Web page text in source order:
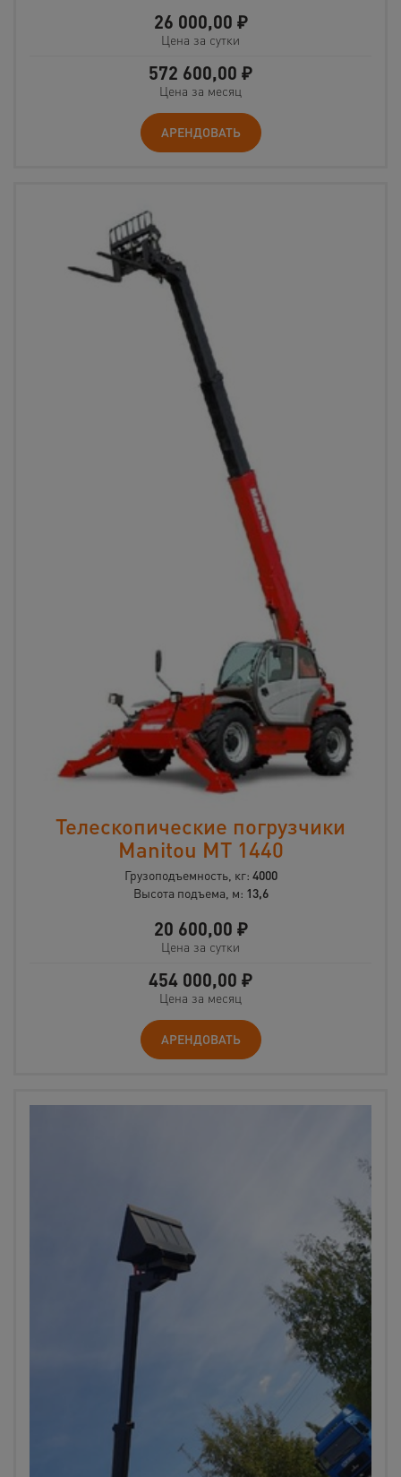
26 000,00 ₽
Цена за сутки
572 600,00 ₽
Цена за месяц
АРЕНДОВАТЬ
Телескопические погрузчики
Manitou MT 1440
Грузоподъемность, кг: 4000
Высота подъема, м: 13,6
20 600,00 ₽
Цена за сутки
454 000,00 ₽
Цена за месяц
АРЕНДОВАТЬ